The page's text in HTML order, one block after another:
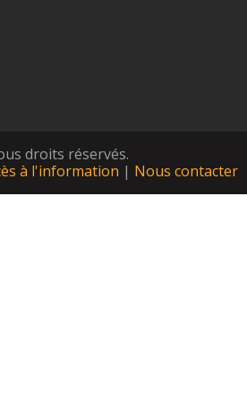
droits réservés.
à l'information | Nous contacter